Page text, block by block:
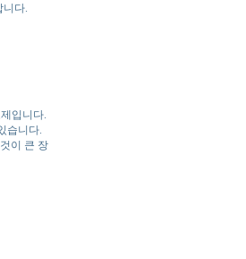
니다.
입니다.
습니다.
이 큰 장